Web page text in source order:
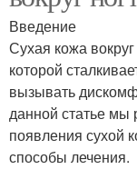
Введение
Сухая кожа
которой
вызывать
данной статье
появления сухой
способы лечения.